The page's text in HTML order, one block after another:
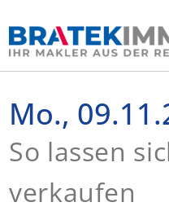
Mo.,
So lassen
verkaufen